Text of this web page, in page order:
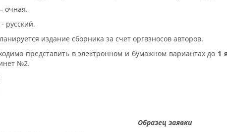
очная.
русский.
издание сборника за счет оргвзносов авторов.
представить в электронном и бумажном вариантах до 1
№2.
Образец заявки